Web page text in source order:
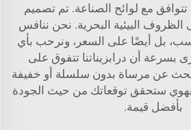
تتوافق مع لوائح الصناعة. تم تصميم
الظروف البيئية البحرية. نحن ننافس
بل أيضًا على السعر، ونرحب بأي
بسرعة أن درابزيناتنا تتفوق على
عن مرساة بدون سلسلة أو خفيفة
ستحقق توقعاتك من حيث الجودة
بأفضل قيمة.